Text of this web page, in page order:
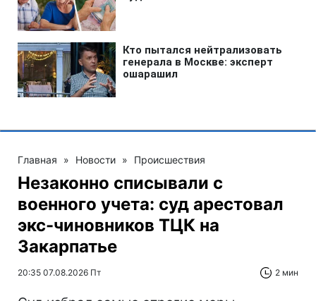
Главная » Новости » Происшествия
Незаконно списывали с
военного учета: суд арестовал
экс-чиновников ТЦК на
Закарпатье
20:35 07.08.2026 Пт 2 мин